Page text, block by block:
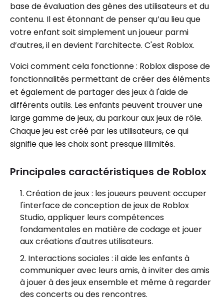
base de évaluation des gènes des utilisateurs et du
contenu. Il est étonnant de penser qu’au lieu que
votre enfant soit simplement un joueur parmi
d’autres, il en devient l’architecte. C'est Roblox.
Voici comment cela fonctionne : Roblox dispose de
fonctionnalités permettant de créer des éléments
et également de partager des jeux à l'aide de
différents outils. Les enfants peuvent trouver une
large gamme de jeux, du parkour aux jeux de rôle.
Chaque jeu est créé par les utilisateurs, ce qui
signifie que les choix sont presque illimités.
Principales caractéristiques de Roblox
Création de jeux : les joueurs peuvent occuper
l'interface de conception de jeux de Roblox
Studio, appliquer leurs compétences
fondamentales en matière de codage et jouer
aux créations d'autres utilisateurs.
Interactions sociales : il aide les enfants à
communiquer avec leurs amis, à inviter des amis
à jouer à des jeux ensemble et même à regarder
des concerts ou des rencontres.